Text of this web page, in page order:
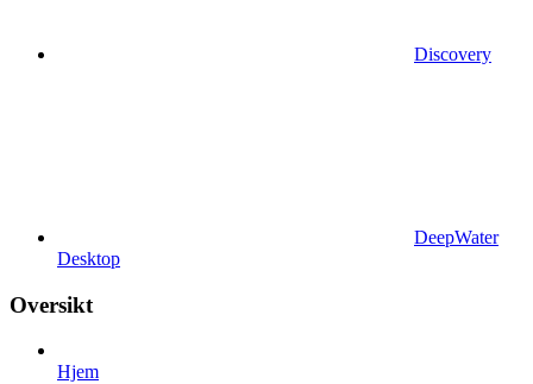
Discovery
DeepWater
Desktop
Oversikt
Hjem